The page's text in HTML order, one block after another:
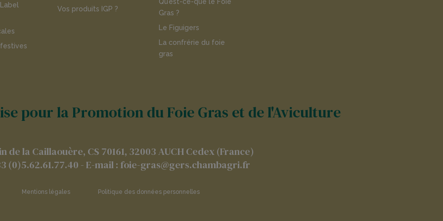
Vos produits IGP ?
Gras ?
Le Figuigers
La confrérie du foie
gras
pour la Promotion du Foie Gras et de l'Aviculture
de la Caillaouère, CS 70161, 32003 AUCH Cedex (France)
(0)5.62.61.77.40 - E-mail : foie-gras@gers.chambagri.fr
Mentions légales Politique des données personnelles